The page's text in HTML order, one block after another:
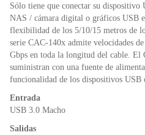
Sólo tiene que conectar su
NAS / cámara digital o gráficos USB
flexibilidad de los 5/10/15 metros de
serie CAC-140x admite velocidades
Gbps en toda la longitud del cable. El
suministran con una fuente de
funcionalidad de los dispositivos USB
Entrada
USB 3.0 Macho
Salidas